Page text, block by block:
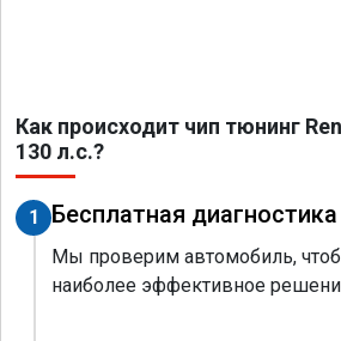
Как происходит чип тюнинг
130 л.с.?
1 Бесплатная диагностика
Мы проверим автомобиль,
наиболее эффективное